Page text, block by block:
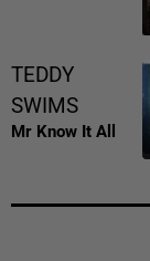
TEDDY
SWIMS
Mr Know It All